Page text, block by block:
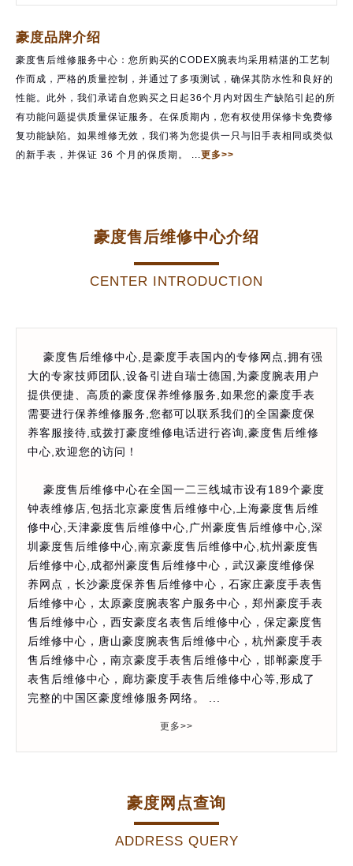
豪度品牌介绍
豪度售后维修服务中心：您所购买的CODEX腕表均采用精湛的工艺制
作而成，严格的质量控制，并通过了多项测试，确保其防水性和良好的
性能。此外，我们承诺自您购买之日起36个月内对因生产缺陷引起的所
有功能问题提供质量保证服务。在保质期内，您有权使用保修卡免费修
复功能缺陷。如果维修无效，我们将为您提供一只与旧手表相同或类似
的新手表，并保证 36 个月的保质期。 ...更多>>
豪度售后维修中心介绍
CENTER INTRODUCTION
豪度售后维修中心,是豪度手表国内的专修网点,拥有强
大的专家技师团队,设备引进自瑞士德国,为豪度腕表用户
提供便捷、高质的豪度保养维修服务,如果您的豪度手表
需要进行保养维修服务,您都可以联系我们的全国豪度保
养客服接待,或拨打豪度维修电话进行咨询,豪度售后维修
中心,欢迎您的访问！
豪度售后维修中心在全国一二三线城市设有189个豪度
钟表维修店,包括北京豪度售后维修中心,上海豪度售后维
修中心,天津豪度售后维修中心,广州豪度售后维修中心,深
圳豪度售后维修中心,南京豪度售后维修中心,杭州豪度售
后维修中心,成都州豪度售后维修中心，武汉豪度维修保
养网点，长沙豪度保养售后维修中心，石家庄豪度手表售
后维修中心，太原豪度腕表客户服务中心，郑州豪度手表
售后维修中心，西安豪度名表售后维修中心，保定豪度售
后维修中心，唐山豪度腕表售后维修中心，杭州豪度手表
售后维修中心，南京豪度手表售后维修中心，邯郸豪度手
表售后维修中心，廊坊豪度手表售后维修中心等,形成了
完整的中国区豪度维修服务网络。 ...
更多>>
豪度网点查询
ADDRESS QUERY